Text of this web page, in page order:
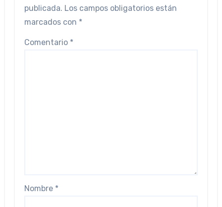
publicada. Los campos obligatorios están
marcados con *
Comentario *
Nombre *